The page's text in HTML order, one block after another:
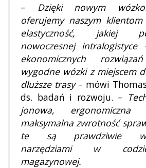
– Dzięki nowym
oferujemy naszym klientom
elastyczność, jakiej
nowoczesnej
ekonomicznych
wygodne wózki z miejscem
dłuższe trasy– mówi
ds. badań i rozwoju. –
jonowa, ergonomiczna
maksymalna zwrotność
te są prawdziwie
narzędziami w
magazynowej.